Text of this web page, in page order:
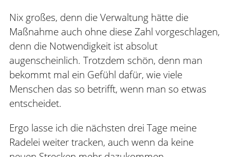
Nix großes, denn die Verwaltung hätte die
Maßnahme auch ohne diese Zahl vorgeschlagen,
denn die Notwendigkeit ist absolut
augenscheinlich. Trotzdem schön, denn man
bekommt mal ein Gefühl dafür, wie viele
Menschen das so betrifft, wenn man so etwas
entscheidet.
Ergo lasse ich die nächsten drei Tage meine
Radelei weiter tracken, auch wenn da keine